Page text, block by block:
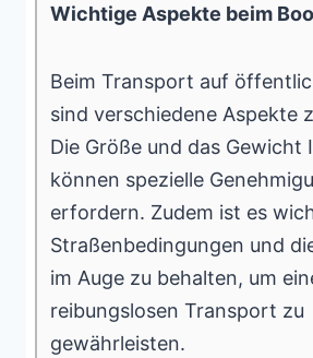
Wichtige Aspekte beim
Beim Transport auf
sind verschiedene Aspekte
Die Größe und das Gewicht
können spezielle
erfordern. Zudem ist es
Straßenbedingungen und
im Auge zu behalten, um
reibungslosen Transport zu
gewährleisten.